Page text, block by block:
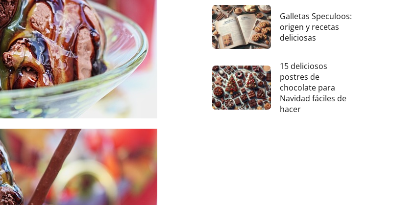
Galletas Speculoos:
origen y recetas
deliciosas
15 deliciosos
postres de
chocolate para
Navidad fáciles de
hacer